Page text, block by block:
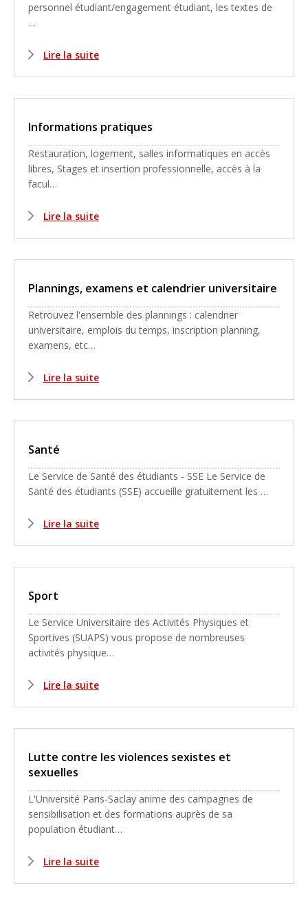
personnel étudiant/engagement étudiant, les textes de
…
Lire la suite
Informations pratiques
Restauration, logement, salles informatiques en accès
libres, Stages et insertion professionnelle, accès à la
facul…
Lire la suite
Plannings, examens et calendrier universitaire
Retrouvez l'ensemble des plannings : calendrier
universitaire, emplois du temps, inscription planning,
examens, etc…
Lire la suite
Santé
Le Service de Santé des étudiants - SSE Le Service de
Santé des étudiants (SSE) accueille gratuitement les …
Lire la suite
Sport
Le Service Universitaire des Activités Physiques et
Sportives (SUAPS) vous propose de nombreuses
activités physique…
Lire la suite
Lutte contre les violences sexistes et
sexuelles
L'Université Paris-Saclay anime des campagnes de
sensibilisation et des formations auprès de sa
population étudiant…
Lire la suite